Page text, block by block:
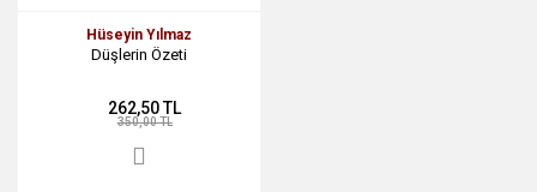
Hüseyin Yılmaz
Düşlerin Özeti
262,50 TL
350,00 TL